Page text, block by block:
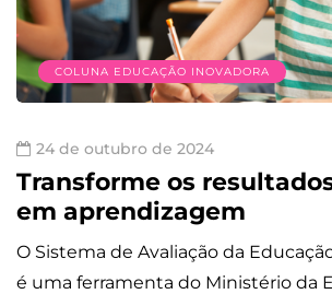
COLUNA EDUCAÇÃO INOVADORA
24 de outubro de 2024
Transforme os
em aprendizagem
O Sistema de Avaliação da
é uma ferramenta do Ministério da